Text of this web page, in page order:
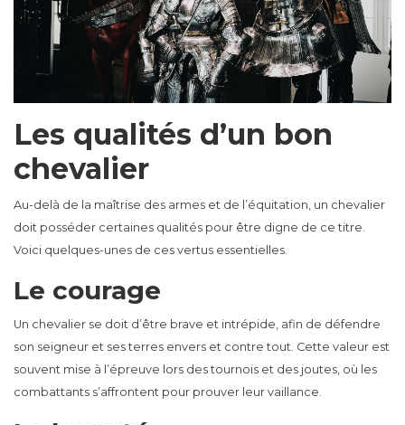
Les qualités d’un bon
chevalier
Au-delà de la maîtrise des armes et de l’équitation, un chevalier
doit posséder certaines qualités pour être digne de ce titre.
Voici quelques-unes de ces vertus essentielles.
Le courage
Un chevalier se doit d’être brave et intrépide, afin de défendre
son seigneur et ses terres envers et contre tout. Cette valeur est
souvent mise à l’épreuve lors des tournois et des joutes, où les
combattants s’affrontent pour prouver leur vaillance.